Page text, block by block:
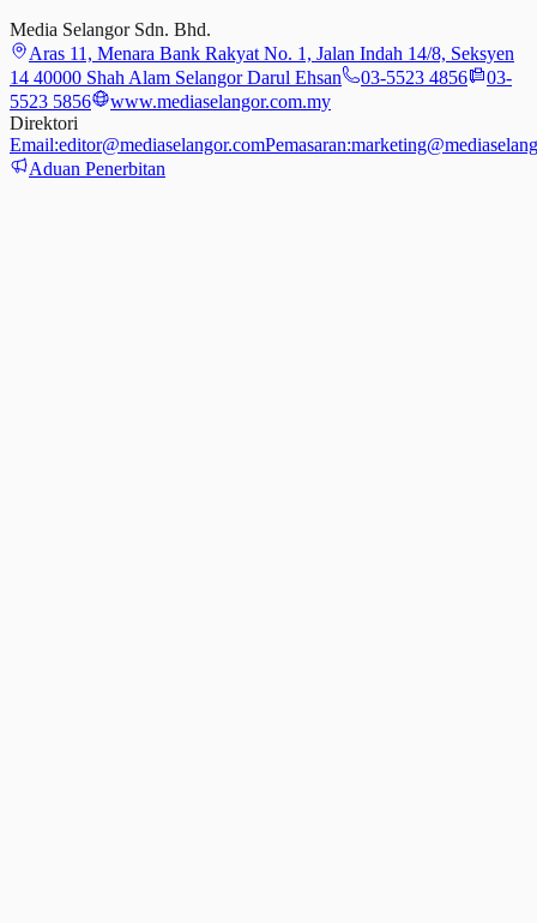
Media Selangor Sdn. Bhd.
Aras 11, Menara Bank Rakyat No. 1, Jalan Indah 14/8, Seksyen
14 40000 Shah Alam Selangor Darul Ehsan
03-5523 4856
03-
5523 5856
www.mediaselangor.com.my
Direktori
Email:editor@mediaselangor.comPemasaran:
Aduan Penerbitan